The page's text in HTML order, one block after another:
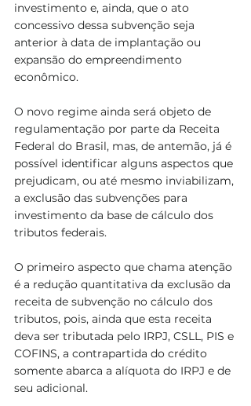
investimento e, ainda, que o ato
concessivo dessa subvenção seja
anterior à data de implantação ou
expansão do empreendimento
econômico.
O novo regime ainda será objeto de
regulamentação por parte da Receita
Federal do Brasil, mas, de antemão, já é
possível identificar alguns aspectos que
prejudicam, ou até mesmo inviabilizam,
a exclusão das subvenções para
investimento da base de cálculo dos
tributos federais.
O primeiro aspecto que chama atenção
é a redução quantitativa da exclusão da
receita de subvenção no cálculo dos
tributos, pois, ainda que esta receita
deva ser tributada pelo IRPJ, CSLL, PIS e
COFINS, a contrapartida do crédito
somente abarca a alíquota do IRPJ e de
seu adicional.